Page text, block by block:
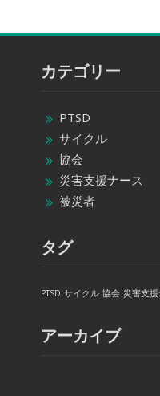
カテゴリー
PTSD
サイクル
協会
災害支援ナース
被災者
タグ
PTSD サイクル 協会 災害支援
アーカイブ